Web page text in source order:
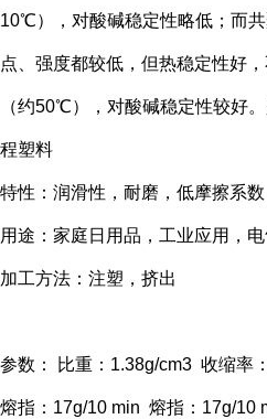
10℃），对酸碱稳定性略低；而
点、强度都较低，但热稳定性好
（约50℃），对酸碱稳定性较好
程塑料
特性：润滑性，耐磨，低摩擦系
用途：家庭日用品，工业应用，
加工方法：注塑，挤出
参数： 比重：1.38g/cm3 收缩率
熔指：17g/10 min 熔指：17g/10